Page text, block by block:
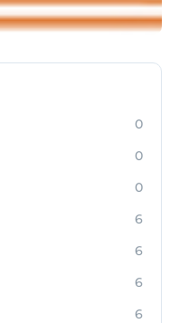
0
0
0
6
6
6
6